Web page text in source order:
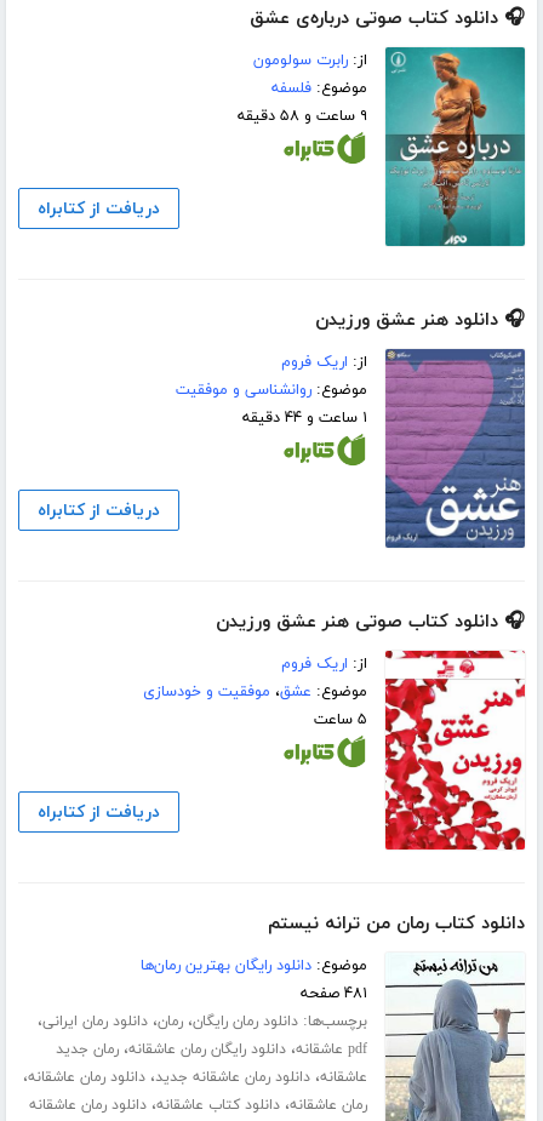
🎧 دانلود کتاب صوتی درباره‌ی عشق
از:رابرت سولومون
موضوع:فلسفه
۹ ساعت و ۵۸ دقیقه
دریافت از کتابراه
🎧 دانلود هنر عشق ورزیدن
از: اریک فروم
موضوع:روانشناسی و موفقیت
۱ ساعت و ۴۴ دقیقه
دریافت از کتابراه
🎧 دانلود کتاب صوتی هنر عشق ورزیدن
از: اریک فروم
موضوع: عشق، موفقیت و خودسازی
۵ ساعت
دریافت از کتابراه
دانلود کتاب رمان من ترانه نیستم
موضوع:دانلود رایگان بهترین رمان‌ها
۴۸۱ صفحه
برچسب‌ها:دانلود رمان رایگان،رمان،دانلود رمان ایرانی،
pdf عاشقانه ،دانلود رایگان رمان عاشقانه،رمان جدید
عاشقانه،دانلود رمان عاشقانه جدید،دانلود رمان عاشقانه،
رمان عاشقانه،دانلود کتاب عاشقانه،دانلود رمان عاشقانه